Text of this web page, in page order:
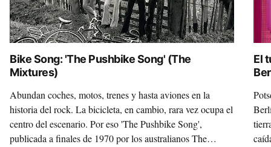
Bike Song: 'The Pushbike Song' (The
Mixtures)
Abundan coches, motos, trenes y hasta aviones en la
historia del rock. La bicicleta, en cambio, rara vez ocupa el
centro del escenario. Por eso 'The Pushbike Song',
publicada a finales de 1970 por los australianos The
El